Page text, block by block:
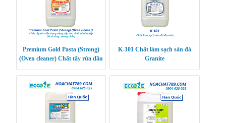
Premium Gold Pasta (Strong)
(Oven cleaner) Chất tẩy rửa dầu
bếp (lò v
K-101 Chất làm sạch sàn đá
Granite